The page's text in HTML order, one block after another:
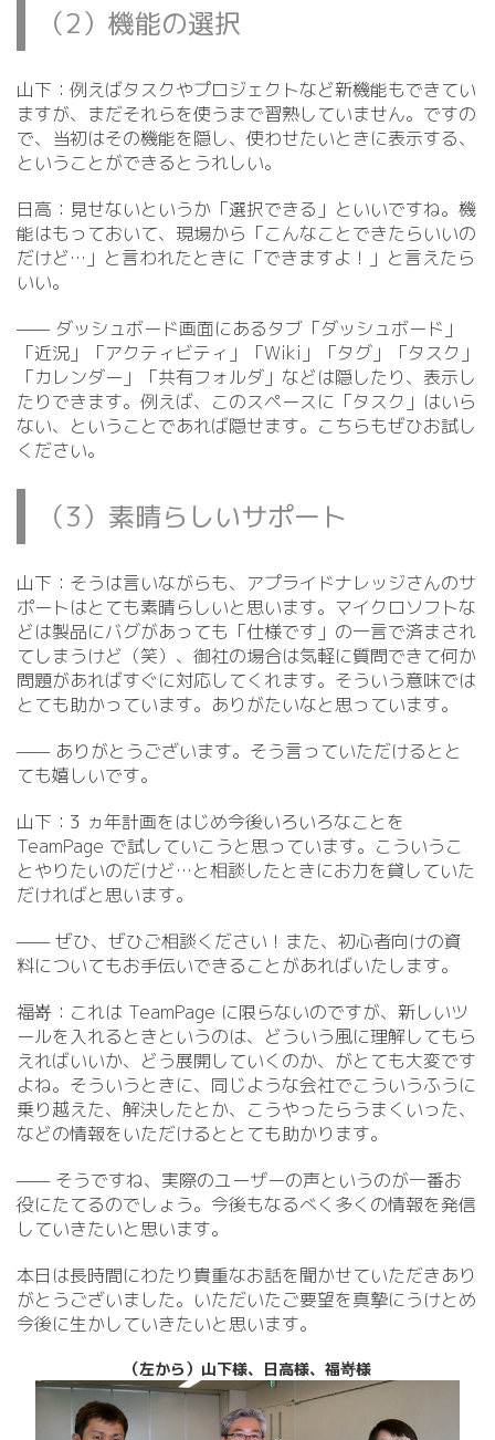
（2）機能の選択
山下：例えばタスクやプロジェクトなど新機能もできてい
ますが、まだそれらを使うまで習熟していません。ですの
で、当初はその機能を隠し、使わせたいときに表示する、
ということができるとうれしい。
日高：見せないというか「選択できる」といいですね。機
能はもっておいて、現場から「こんなことできたらいいの
だけど…」と言われたときに「できますよ！」と言えたら
いい。
—— ダッシュボード画面にあるタブ「ダッシュボード」
「近況」「アクティビティ」「Wiki」「タグ」「タスク」
「カレンダー」「共有フォルダ」などは隠したり、表示し
たりできます。例えば、このスペースに「タスク」はいら
ない、ということであれば隠せます。こちらもぜひお試し
ください。
（3）素晴らしいサポート
山下：そうは言いながらも、アプライドナレッジさんのサ
ポートはとても素晴らしいと思います。マイクロソフトな
どは製品にバグがあっても「仕様です」の一言で済まされ
てしまうけど（笑）、御社の場合は気軽に質問できて何か
問題があればすぐに対応してくれます。そういう意味では
とても助かっています。ありがたいなと思っています。
—— ありがとうございます。そう言っていただけるとと
ても嬉しいです。
山下：3 ヵ年計画をはじめ今後いろいろなことを
TeamPage で試していこうと思っています。こういうこ
とやりたいのだけど…と相談したときにお力を貸していた
だければと思います。
—— ぜひ、ぜひご相談ください！また、初心者向けの資
料についてもお手伝いできることがあればいたします。
福嵜：これは TeamPage に限らないのですが、新しいツ
ールを入れるときというのは、どういう風に理解してもら
えればいいか、どう展開していくのか、がとても大変です
よね。そういうときに、同じような会社でこういうふうに
乗り越えた、解決したとか、こうやったらうまくいった、
などの情報をいただけるととても助かります。
—— そうですね、実際のユーザーの声というのが一番お
役にたてるのでしょう。今後もなるべく多くの情報を発信
していきたいと思います。
本日は長時間にわたり貴重なお話を聞かせていただきあり
がとうございました。いただいたご要望を真摯にうけとめ
今後に生かしていきたいと思います。
（左から）山下様、日高様、福嵜様